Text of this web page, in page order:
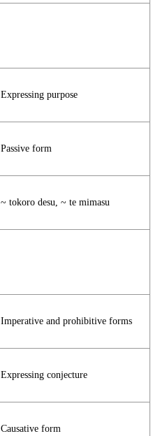
Expressing purpose
Passive form
~ tokoro desu, ~ te mimasu
Imperative and prohibitive forms
Expressing conjecture
Causative form